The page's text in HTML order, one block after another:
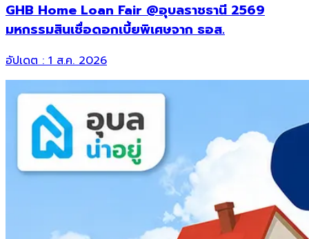
GHB Home Loan Fair @อุบลราชธานี 2569
มหกรรมสินเชื่อดอกเบี้ยพิเศษจาก ธอส.
อัปเดต :1 ส.ค. 2026